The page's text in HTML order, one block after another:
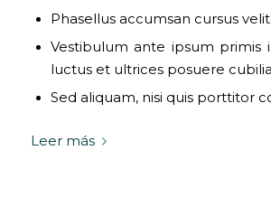
Phasellus accumsan cursus velit.
Vestibulum ante ipsum primis
luctus et ultrices posuere
Sed aliquam, nisi quis porttitor
Leer más